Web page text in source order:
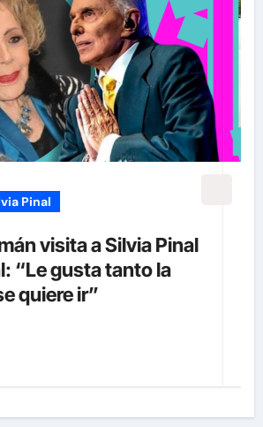
Silvia Pinal
Guzmán se sincera
de Silvia Pinal y
en proceso de partir”